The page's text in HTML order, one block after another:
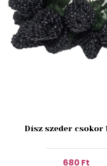
Dísz szeder csokor
680 Ft